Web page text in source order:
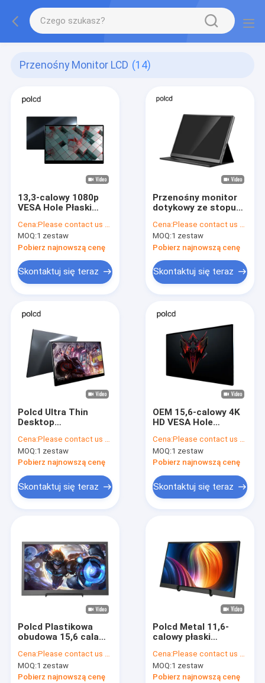
Przenośny Monitor LCD (14)
13,3-calowy 1080p
VESA Hole Płaski
Przenośny monitor
LCD do gier do
laptopa
Cena:Please contact us for latest price
MOQ:1 zestaw
Pobierz najnowszą cenę
Skontaktuj się teraz
Przenośny monitor
dotykowy ze stopu
cala IPS HD Audio
Cena:Please contact us for latest price
MOQ:1 zestaw
Pobierz najnowszą cenę
Skontaktuj się teraz
Polcd Ultra Thin
Desktop
przemysłowy
monitor LED HD do
gier 11,6 cala
Cena:Please contact us for latest price
MOQ:1 zestaw
Pobierz najnowszą cenę
Skontaktuj się teraz
OEM 15,6-calowy 4K
HD VESA Hole
przenośny monitor
TFT LCD do gier
3840x2160
Cena:Please contact us for latest price
MOQ:1 zestaw
Pobierz najnowszą cenę
Skontaktuj się teraz
Polcd Plastikowa
obudowa 15,6 cala
Przenośny monitor
komputerowy do gier
Cena:Please contact us for latest price
MOQ:1 zestaw
Pobierz najnowszą cenę
Polcd Metal 11,6-
calowy płaski
dotykowy przenośny
monitor 1080p 4k do
laptopa USB
Cena:Please contact us for latest price
MOQ:1 zestaw
Pobierz najnowszą cenę